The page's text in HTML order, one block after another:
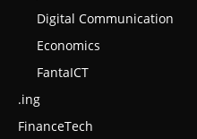
Digital Communication
Economics
FantaICT
.ing
FinanceTech